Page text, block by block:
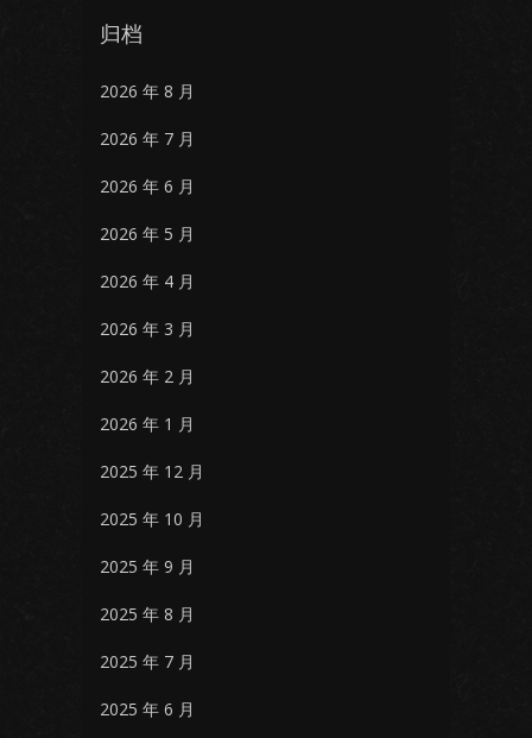
归档
2026 年 8 月
2026 年 7 月
2026 年 6 月
2026 年 5 月
2026 年 4 月
2026 年 3 月
2026 年 2 月
2026 年 1 月
2025 年 12 月
2025 年 10 月
2025 年 9 月
2025 年 8 月
2025 年 7 月
2025 年 6 月